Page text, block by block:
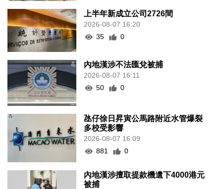
上半年新成立公司2726間
2026-08-07 16:20
35
0
內地漢涉不法匯兌被捕
2026-08-07 16:11
50
0
氹仔徐日昇寅公馬路附近水管爆裂
多校受影響
2026-08-07 16:09
881
0
內地漢涉擅取提款機遺下4000港元
被捕